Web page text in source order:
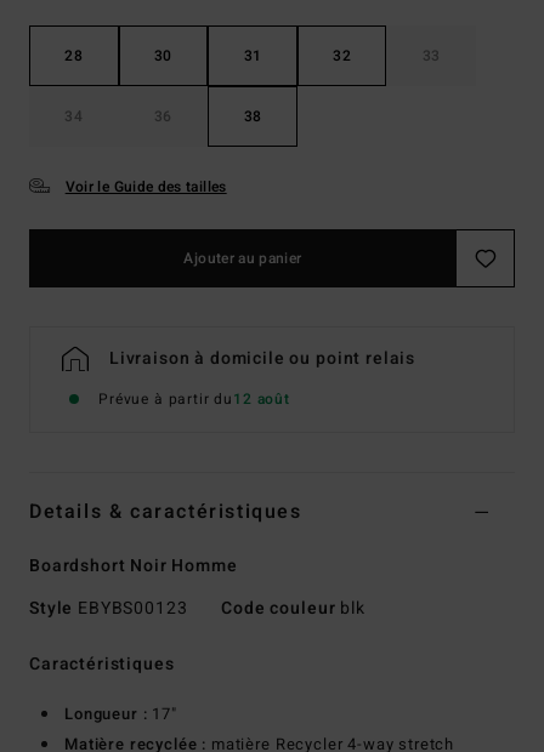
28 30 31 32 33
34 36 38
Voir le Guide des tailles
Ajouter au panier
Livraison à domicile ou point relais
Prévue à partir du12 août
Details & caractéristiques
Boardshort Noir Homme
Style EBYBS00123 Code couleur blk
Caractéristiques
Longueur : 17"
Matière recyclée : matière Recycler 4-way stretch